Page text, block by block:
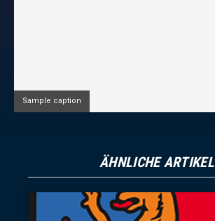
Sample caption
ÄHNLICHE ARTIKEL